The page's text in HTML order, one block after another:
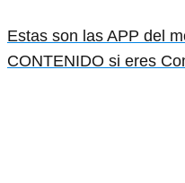
Estas son las APP del
CONTENIDO si eres